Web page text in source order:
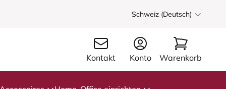
Schweiz (Deutsch)
Kontakt Konto Warenkorb